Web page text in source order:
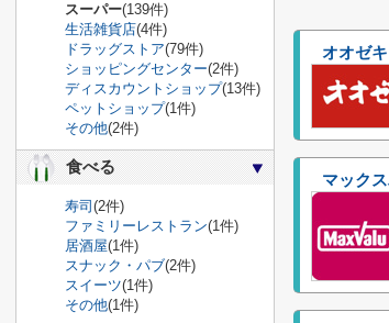
オオゼ
マック
スーパー(139件)
生活雑貨店(4件)
ドラッグストア(79件)
ショッピングセンター(2件)
ディスカウントショップ(13件)
ペットショップ(1件)
その他(2件)
食べる
寿司 (2件)
ファミリーレストラン(1件)
居酒屋(1件)
スナック・パブ(2件)
スイーツ(1件)
その他(1件)